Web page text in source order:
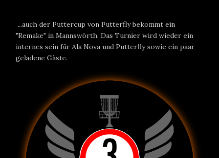
...auch der Puttercup von Putterfly bekommt ein
"Remake" in Mannswörth. Das Turnier wird wieder ein
internes sein für Ala Nova und Putterfly sowie ein paar
geladene Gäste.